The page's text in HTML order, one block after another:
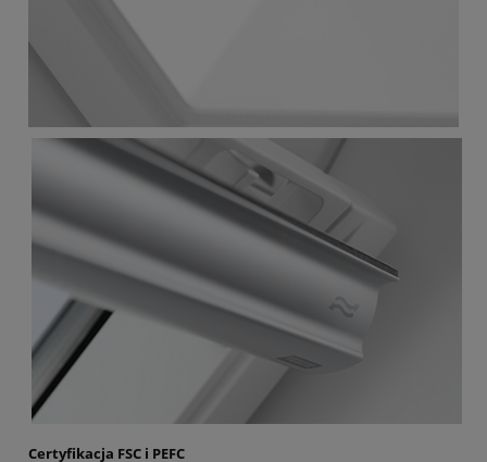
Certyfikacja FSC i PEFC